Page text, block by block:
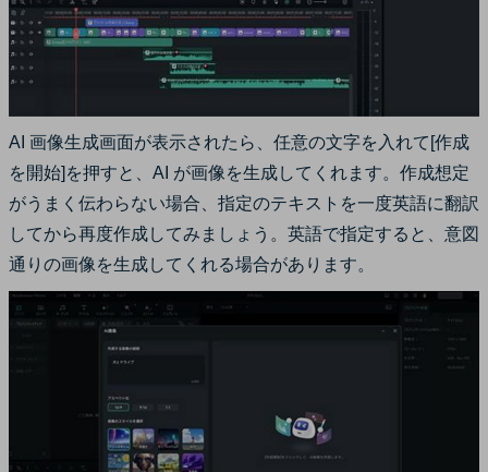
AI 画像生成画面が表示されたら、任意の文字を入れて[作成
を開始]を押すと、AI が画像を生成してくれます。作成想定
がうまく伝わらない場合、指定のテキストを一度英語に翻訳
してから再度作成してみましょう。英語で指定すると、意図
通りの画像を生成してくれる場合があります。